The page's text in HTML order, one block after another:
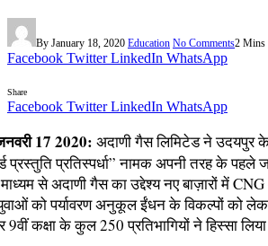
By January 18, 2020 Education No Comments2 Mins
Facebook Twitter LinkedIn WhatsApp
Share
Facebook Twitter LinkedIn WhatsApp
17 2020: अदाणी गैस लिमिटेड ने उदयपुर
प्रस्तुति प्रतिस्पर्धा” नामक अपनी तरह के
से अदाणी गैस का उद्देश्य नए बाज़ारों में
को पर्यावरण अनुकूल ईंधन के विकल्पों को
9वीं कक्षा के कुल 250 प्रतिभागियों ने हिस्सा